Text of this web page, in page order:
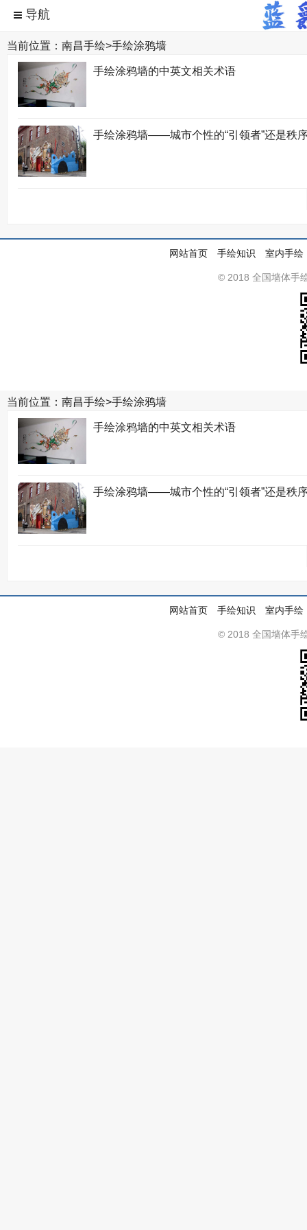
当前位置： 南昌手绘>手绘涂鸦墙
手绘涂鸦墙的中英文相关术语
手绘涂鸦墙——城市个性的“引领者”还是秩序
网站首页 手绘知识 室内手绘
© 2018 全国墙体手
当前位置： 南昌手绘>手绘涂鸦墙
手绘涂鸦墙的中英文相关术语
手绘涂鸦墙——城市个性的“引领者”还是秩序
网站首页 手绘知识 室内手绘
© 2018 全国墙体手